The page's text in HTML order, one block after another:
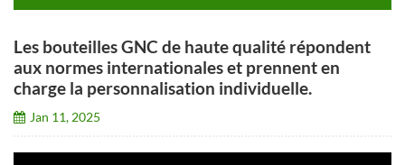
Les bouteilles GNC de haute qualité répondent
aux normes internationales et prennent en
charge la personnalisation individuelle.
Jan 11, 2025